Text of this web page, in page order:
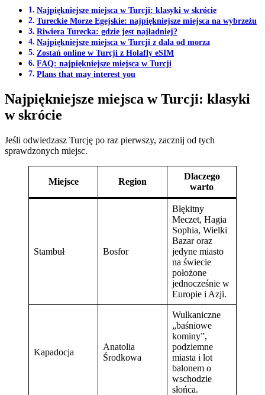
Najpiękniejsze miejsca w Turcji: klasyki w skrócie
Tureckie Morze Egejskie: najpiękniejsze miejsca na wybrzeżu
Riwiera Turecka: gdzie jest najładniej?
Najpiękniejsze miejsca w Turcji z dala od morza
Zostań online w Turcji z Holafly eSIM
FAQ: najpiękniejsze miejsca w Turcji
Plans that may interest you
Najpiękniejsze miejsca w Turcji: klasyki
w skrócie
Jeśli odwiedzasz Turcję po raz pierwszy, zacznij od tych
sprawdzonych miejsc.
Miejsce Region
Dlaczego
warto
Stambuł Bosfor
Błękitny
Meczet, Hagia
Sophia, Wielki
Bazar oraz
jedyne miasto
na świecie
położone
jednocześnie w
Europie i Azji.
Kapadocja
Anatolia
Środkowa
Wulkaniczne
„baśniowe
kominy”,
podziemne
miasta i lot
balonem o
wschodzie
słońca.